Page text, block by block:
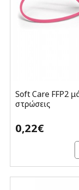
Soft Care FFP2
στρώσεις
0,22€